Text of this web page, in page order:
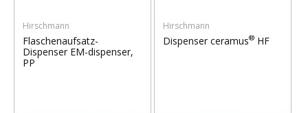
Hirschmann
Flaschenaufsatz-
Dispenser EM-dispenser,
PP
Hirschmann
Dispenser ceramus®HF